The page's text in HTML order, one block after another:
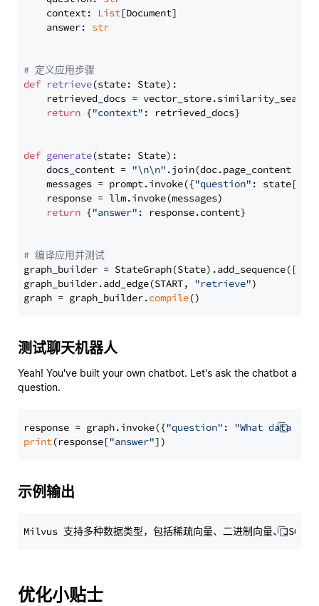
    context:
List[Document]
    answer:
str
# 定义应用步骤
def retrieve(state: State):
retrieved_docs =
return {"context" : retrieved_docs}
def generate(state: State):
    docs_content =
"\n\n" .join(doc.page_content
    messages = prompt.invoke({
"question" : state[
    response = llm.invoke(messages)
return {"answer" : response.content}
# 编译应用并测试
graph_builder =
graph_builder.add_edge(START, "retrieve")
graph = graph_builder.compile
测试聊天机器人
Yeah! You've built your own chatbot. Let's ask the chatbot a
question.
response = graph.invoke({"question" : "What data
print(response["answer"
示例输出
优化小贴士